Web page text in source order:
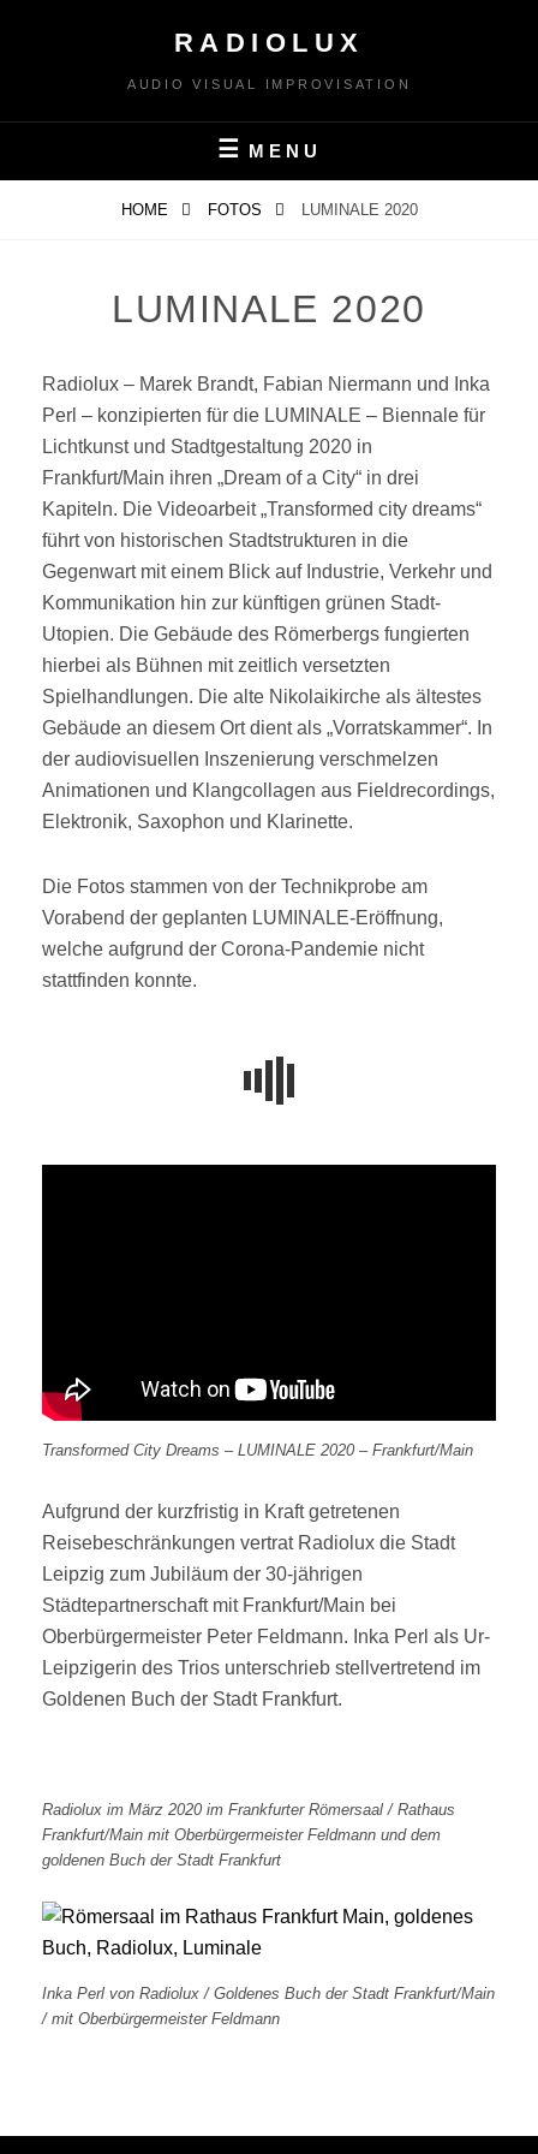
RADIOLUX
AUDIO VISUAL IMPROVISATION
MENU
HOME FOTOS LUMINALE 2020
LUMINALE 2020
Radiolux – Marek Brandt, Fabian Niermann und Inka
Perl – konzipierten für die LUMINALE – Biennale für
Lichtkunst und Stadtgestaltung 2020 in
Frankfurt/Main ihren „Dream of a City“ in drei
Kapiteln. Die Videoarbeit „Transformed city dreams“
führt von historischen Stadtstrukturen in die
Gegenwart mit einem Blick auf Industrie, Verkehr und
Kommunikation hin zur künftigen grünen Stadt-
Utopien. Die Gebäude des Römerbergs fungierten
hierbei als Bühnen mit zeitlich versetzten
Spielhandlungen. Die alte Nikolaikirche als ältestes
Gebäude an diesem Ort dient als „Vorratskammer“. In
der audiovisuellen Inszenierung verschmelzen
Animationen und Klangcollagen aus Fieldrecordings,
Elektronik, Saxophon und Klarinette.
Die Fotos stammen von der Technikprobe am
Vorabend der geplanten LUMINALE-Eröffnung,
welche aufgrund der Corona-Pandemie nicht
stattfinden konnte.
Transformed City Dreams – LUMINALE 2020 – Frankfurt/Main
Aufgrund der kurzfristig in Kraft getretenen
Reisebeschränkungen vertrat Radiolux die Stadt
Leipzig zum Jubiläum der 30-jährigen
Städtepartnerschaft mit Frankfurt/Main bei
Oberbürgermeister Peter Feldmann. Inka Perl als Ur-
Leipzigerin des Trios unterschrieb stellvertretend im
Goldenen Buch der Stadt Frankfurt.
Radiolux im März 2020 im Frankfurter Römersaal / Rathaus
Frankfurt/Main mit Oberbürgermeister Feldmann und dem
goldenen Buch der Stadt Frankfurt
Inka Perl von Radiolux / Goldenes Buch der Stadt Frankfurt/Main
/ mit Oberbürgermeister Feldmann